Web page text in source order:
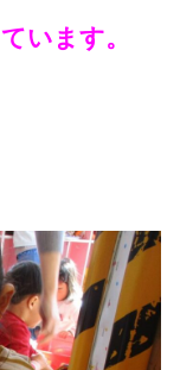
います。